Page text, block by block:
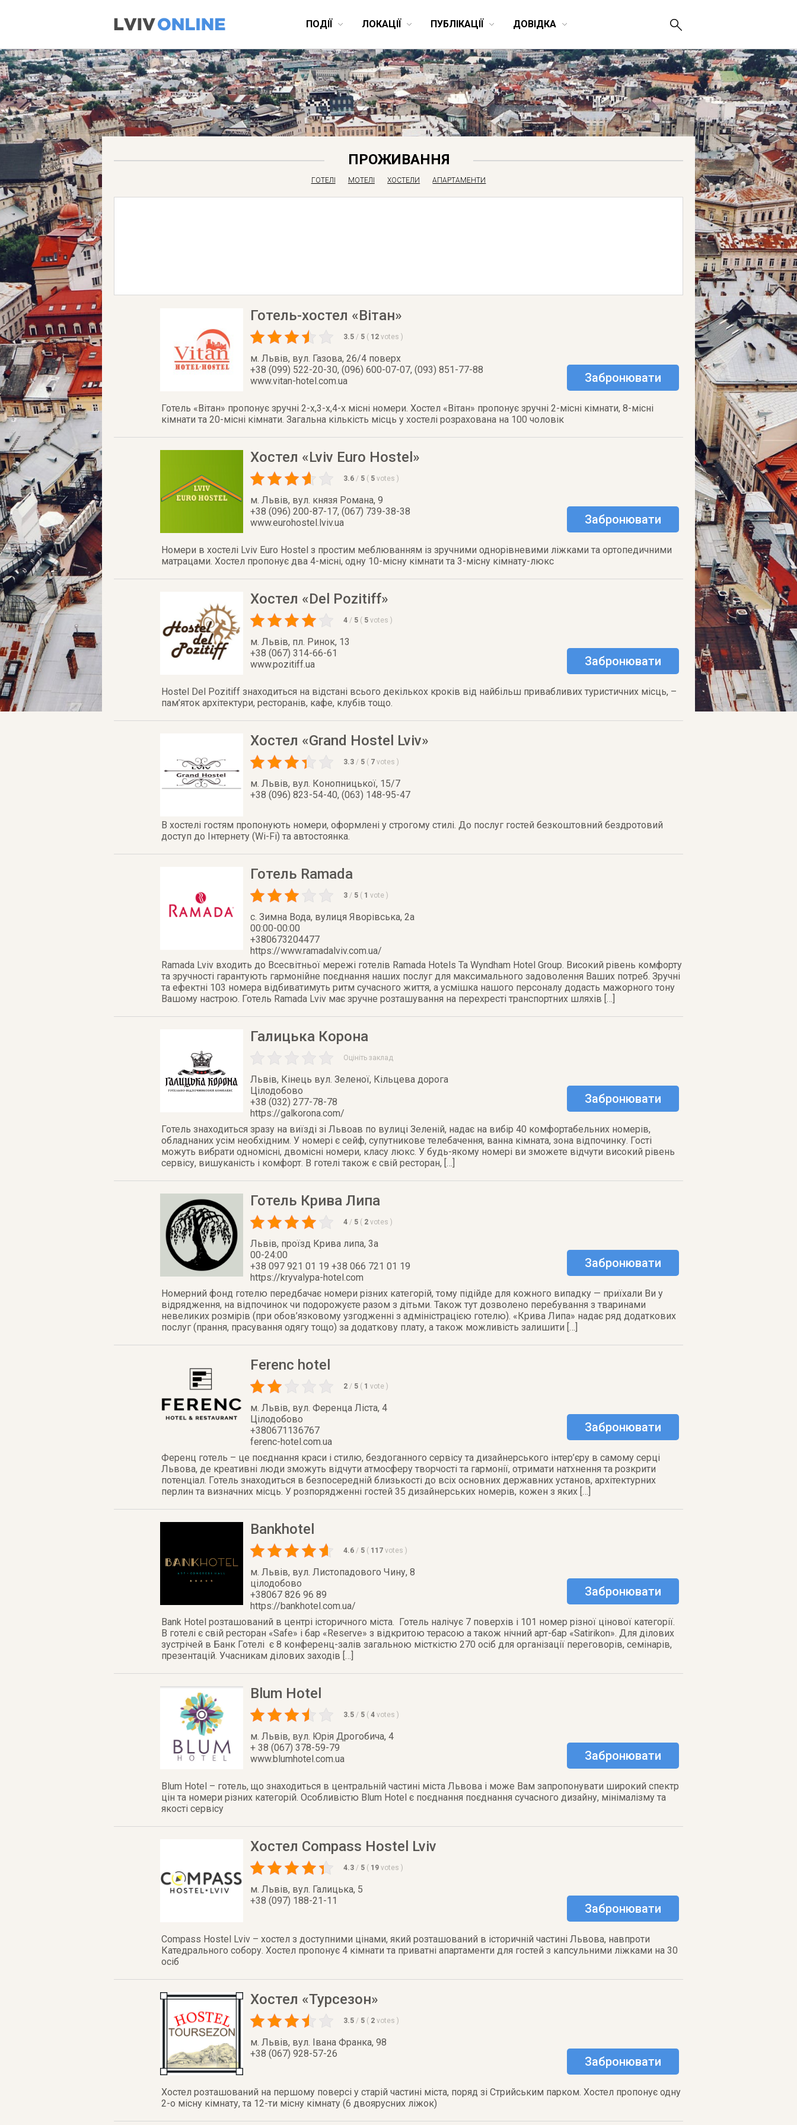
ПОДІЇ ЛОКАЦІЇ ПУБЛІКАЦІЇ ДОВІДКА
ПРОЖИВАННЯ
ГОТЕЛІ МОТЕЛІ ХОСТЕЛИ АПАРТАМЕНТИ
Готель-хостел «Вітан»
3.5 / 5 ( 12 votes )
Забронювати
м. Львів, вул. Газова, 26/4 поверх
+38 (099) 522-20-30, (096) 600-07-07, (093) 851-77-88
www.vitan-hotel.com.ua
Готель «Вітан» пропонує зручні 2-x,3-x,4-x місні номери. Хостел «Вітан» пропонує зручні 2-місні кімнати, 8-місні
кімнати та 20-місні кімнати. Загальна кількість місць у хостелі розрахована на 100 чоловік
Хостел «Lviv Euro Hostel»
3.6 / 5 ( 5 votes )
Забронювати
м. Львів, вул. князя Романа, 9
+38 (096) 200-87-17, (067) 739-38-38
www.eurohostel.lviv.ua
Номери в хостелі Lviv Euro Hostel з простим меблюванням із зручними однорівневими ліжками та ортопедичними
матрацами. Хостел пропонує два 4-місні, одну 10-місну кімнати та 3-місну кімнату-люкс
Хостел «Del Pozitiff»
4 / 5 ( 5 votes )
Забронювати
м. Львів, пл. Ринок, 13
+38 (067) 314-66-61
www.pozitiff.ua
Hostel Del Pozitiff знаходиться на відстані всього декількох кроків від найбільш привабливих туристичних місць, –
пам’яток архітектури, ресторанів, кафе, клубів тощо.
Хостел «Grand Hostel Lviv»
3.3 / 5 ( 7 votes )
м. Львів, вул. Конопницької, 15/7
+38 (096) 823-54-40, (063) 148-95-47
В хостелі гостям пропонують номери, оформлені у строгому стилі. До послуг гостей безкоштовний бездротовий
доступ до Інтернету (Wi-Fi) та автостоянка.
Готель Ramada
3 / 5 ( 1 vote )
c. Зимна Вода, вулиця Яворівська, 2а
00:00-00:00
+380673204477
https://www.ramadalviv.com.ua/
Ramada Lviv входить до Всесвітньої мережі готелів Ramada Hotels Ta Wyndham Hotel Group. Високий рівень комфорту
та зручності гарантують гармонійне поєднання наших послуг для максимального задоволення Ваших потреб. Зручні
та ефектні 103 номера відбиватимуть ритм сучасного життя, а усмішка нашого персоналу додасть мажорного тону
Вашому настрою. Готель Ramada Lviv має зручне розташування на перехресті транспортних шляхів […]
Галицька Корона
Оцініть заклад
Забронювати
Львів, Кінець вул. Зеленої, Кільцева дорога
Цілодобово
+38 (032) 277-78-78
https://galkorona.com/
Готель знаходиться зразу на виїзді зі Львоав по вулиці Зеленій, надає на вибір 40 комфортабельних номерів,
обладнаних усім необхідним. У номері є сейф, супутникове телебачення, ванна кімната, зона відпочинку. Гості
можуть вибрати одномісні, двомісні номери, класу люкс. У будь-якому номері ви зможете відчути високий рівень
сервісу, вишуканість і комфорт. В готелі також є свій ресторан, […]
Готель Крива Липа
4 / 5 ( 2 votes )
Забронювати
Львів, проїзд Крива липа, 3а
00-24:00
+38 097 921 01 19 +38 066 721 01 19
https://kryvalypa-hotel.com
Номерний фонд готелю передбачає номери різних категорій, тому підійде для кожного випадку — приїхали Ви у
відрядження, на відпочинок чи подорожуєте разом з дітьми. Також тут дозволено перебування з тваринами
невеликих розмірів (при обов’язковому узгодженні з адміністрацією готелю). «Крива Липа» надає ряд додаткових
послуг (прання, прасування одягу тощо) за додаткову плату, а також можливість залишити […]
Ferenc hotel
2 / 5 ( 1 vote )
Забронювати
м. Львів, вул. Ференца Ліста, 4
Цілодобово
+380671136767
ferenc-hotel.com.ua
Ференц готель – це поєднання краси і стилю, бездоганного сервісу та дизайнерського інтер’єру в самому серці
Львова, де креативні люди зможуть відчути атмосферу творчості та гармонії, отримати натхнення та розкрити
потенціал. Готель знаходиться в безпосередній близькості до всіх основних державних установ, архітектурних
перлин та визначних місць. У розпорядженні гостей 35 дизайнерських номерів, кожен з яких […]
Bankhotel
4.6 / 5 ( 117 votes )
Забронювати
м. Львів, вул. Листопадового Чину, 8
цілодобово
+38067 826 96 89
https://bankhotel.com.ua/
Bank Hotel розташований в центрі історичного міста. Готель налічує 7 поверхів і 101 номер різної цінової категорії.
В готелі є свій ресторан «Safe» і бар «Reserve» з відкритою терасою а також нічний арт-бар «Satirikon». Для ділових
зустрічей в Банк Готелі є 8 конференц-залів загальною місткістю 270 осіб для організації переговорів, семінарів,
презентацій. Учасникам ділових заходів […]
Blum Hotel
3.5 / 5 ( 4 votes )
Забронювати
м. Львів, вул. Юрія Дрогобича, 4
+ 38 (067) 378-59-79
www.blumhotel.com.ua
Blum Hotel – готель, що знаходиться в центральній частині міста Львова і може Вам запропонувати широкий спектр
цін та номери різних категорій. Особливістю Blum Hotel є поєднання поєднання сучасного дизайну, мінімалізму та
якості сервісу
Хостел Compass Hostel Lviv
4.3 / 5 ( 19 votes )
Забронювати
м. Львів, вул. Галицька, 5
+38 (097) 188-21-11
Compass Hostel Lviv – хостел з доступними цінами, який розташований в історичній частині Львова, навпроти
Катедрального собору. Хостел пропонує 4 кімнати та приватні апартаменти для гостей з капсульними ліжками на 30
осіб
Хостел «Турсезон»
3.5 / 5 ( 2 votes )
Забронювати
м. Львів, вул. Івана Франка, 98
+38 (067) 928-57-26
Хостел розташований на першому поверсі у старій частині міста, поряд зі Стрийським парком. Хостел пропонує одну
2-о місну кімнату, та 12-ти місну кімнату (6 двоярусних ліжок)